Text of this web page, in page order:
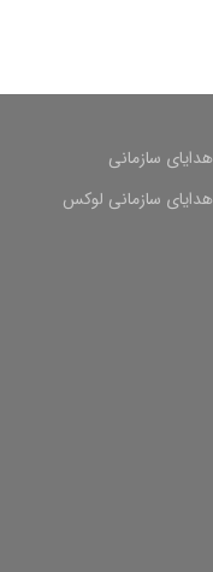
هدایای سازمانی
هدایای سازمانی لوکس